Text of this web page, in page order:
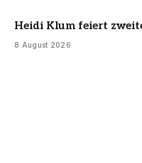
Heidi Klum feiert
8 August 2026